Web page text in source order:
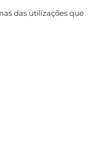
das utilizações que